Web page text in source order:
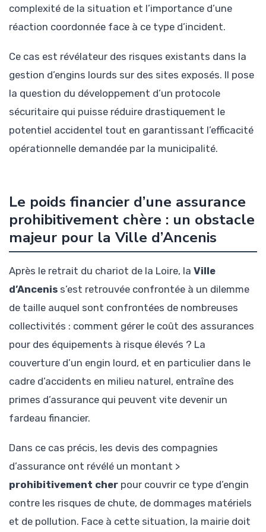
complexité de la situation et l’importance d’une
réaction coordonnée face à ce type d’incident.
Ce cas est révélateur des risques existants dans la
gestion d’engins lourds sur des sites exposés. Il pose
la question du développement d’un protocole
sécuritaire qui puisse réduire drastiquement le
potentiel accidentel tout en garantissant l’efficacité
opérationnelle demandée par la municipalité.
Le poids financier d’une assurance
prohibitivement chère : un obstacle
majeur pour la Ville d’Ancenis
Après le retrait du chariot de la Loire, la Ville
d’Ancenis s’est retrouvée confrontée à un dilemme
de taille auquel sont confrontées de nombreuses
collectivités : comment gérer le coût des assurances
pour des équipements à risque élevés ? La
couverture d’un engin lourd, et en particulier dans le
cadre d’accidents en milieu naturel, entraîne des
primes d’assurance qui peuvent vite devenir un
fardeau financier.
Dans ce cas précis, les devis des compagnies
d’assurance ont révélé un montant >
prohibitivement cher pour couvrir ce type d’engin
contre les risques de chute, de dommages matériels
et de pollution. Face à cette situation, la mairie doit